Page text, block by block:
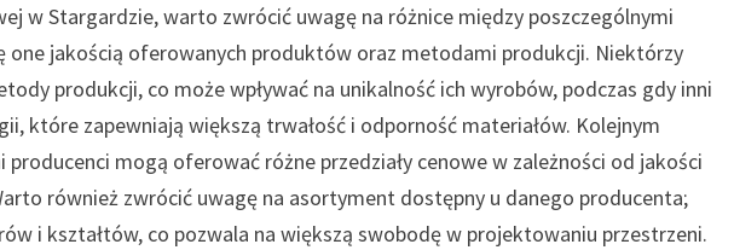
w Stargardzie, warto zwrócić uwagę na różnice między poszczególnymi
one jakością oferowanych produktów oraz metodami produkcji. Niektórzy
produkcji, co może wpływać na unikalność ich wyrobów, podczas gdy inni
które zapewniają większą trwałość i odporność materiałów. Kolejnym
mogą oferować różne przedziały cenowe w zależności od jakości
również zwrócić uwagę na asortyment dostępny u danego producenta;
i kształtów, co pozwala na większą swobodę w projektowaniu przestrzeni.